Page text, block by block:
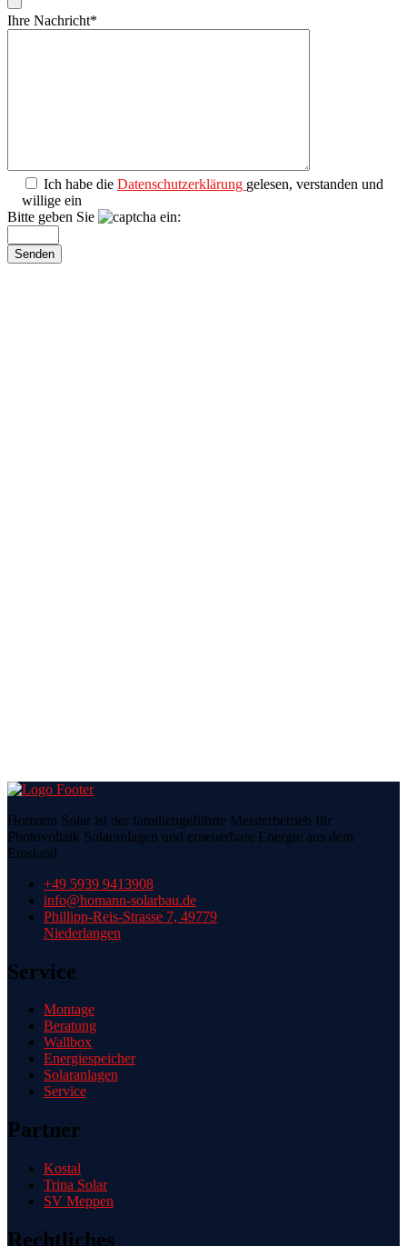
Ihre Nachricht*
Ich habe die Datenschutzerklärung gelesen, verstanden und
willige ein
Bitte geben Sie
ein:
Homann Solar ist der familiengeführte Meisterbetrieb für
Photovoltaik Solaranlagen und erneuerbare Energie aus dem
Emsland
+49 5939 9413908
info@homann-solarbau.de
Phillipp-Reis-Strasse 7, 49779
Niederlangen
Service
Montage
Beratung
Wallbox
Energiespeicher
Solaranlagen
Service
Partner
Kostal
Trina Solar
SV Meppen
Rechtliches